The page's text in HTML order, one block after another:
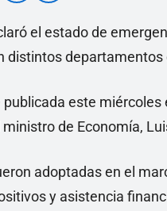
el estado de
distintos
este
de Economía,
adoptadas en el
y asistencia